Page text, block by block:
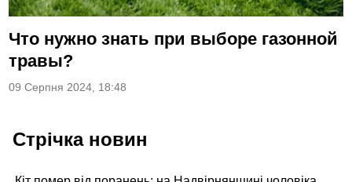
Что нужно знать при выборе газонной
травы?
09 Серпня 2024, 18:48
Стрічка новин